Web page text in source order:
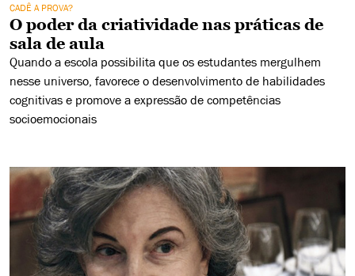
CADÊ A PROVA?
O poder da criatividade nas práticas de
sala de aula
Quando a escola possibilita que os estudantes mergulhem
nesse universo, favorece o desenvolvimento de habilidades
cognitivas e promove a expressão de competências
socioemocionais